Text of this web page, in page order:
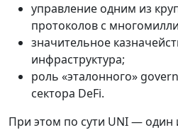
управление одним из
протоколов с
значительное
инфраструктура;
роль «эталонного»
сектора DeFi.
При этом по сути UNI — один